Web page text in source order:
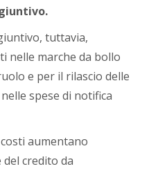
tuttavia,
nelle marche da bollo
e per il rilascio delle
spese di notifica
aumentano
credito da